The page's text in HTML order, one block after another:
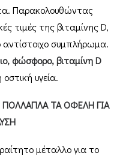
Παρακολουθώντας
τιμές της βιταμίνης D,
αντίστοιχο συμπλήρωμα.
φώσφορο, βιταμίνηD
υγεία.
ΤΑ ΟΦΕΛΗ ΓΙΑ
μέταλλο για το